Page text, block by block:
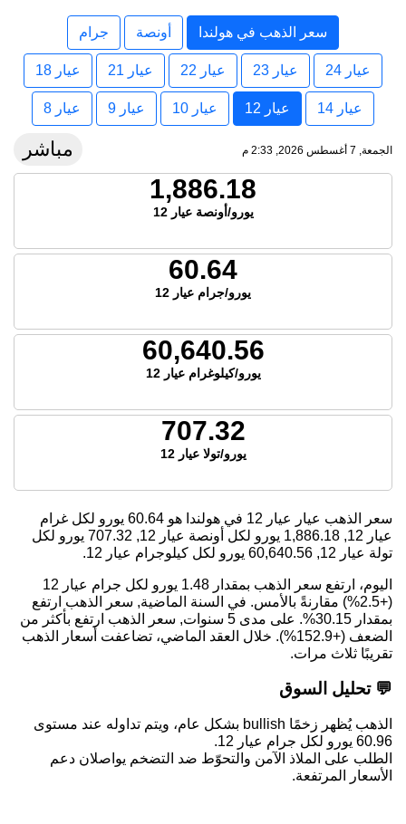
سعر الذهب في هولندا أونصة جرام
عيار 24 عيار 23 عيار 22 عيار 21 عيار 18
عيار 14 عيار 12 عيار 10 عيار 9 عيار 8
الجمعة, 7 أغسطس 2026, 2:33 م مباشر
1,886.18
يورو/أونصة عيار 12
60.64
يورو/جرام عيار 12
60,640.56
يورو/كيلوغرام عيار 12
707.32
يورو/تولا عيار 12
سعر الذهب عيار عيار 12 في هولندا هو 60.64 يورو لكل غرام
عيار 12,
1,886.18 يورو لكل أونصة عيار 12, 707.32 يورو لكل
تولة عيار 12,
60,640.56 يورو لكل كيلوجرام عيار 12.
اليوم، ارتفع سعر الذهب بمقدار 1.48 يورو لكل جرام عيار 12
(+2.5%) مقارنةً بالأمس. في السنة الماضية, سعر الذهب ارتفع
بمقدار 30.15%. على مدى 5 سنوات, سعر الذهب ارتفع بأكثر من
الضعف (+152.9%). خلال العقد الماضي، تضاعفت أسعار الذهب
تقريبًا ثلاث مرات.
💬 تحليل السوق
الذهب يُظهر زخمًا bullish بشكل عام، ويتم تداوله عند مستوى
60.96 يورو لكل جرام عيار 12.
الطلب على الملاذ الآمن والتحوّط ضد التضخم يواصلان دعم
الأسعار المرتفعة.